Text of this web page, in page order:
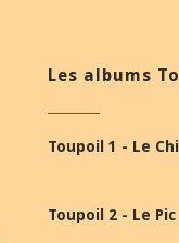
Les albums
Toupoil 1 - Le
Toupoil 2 - Le